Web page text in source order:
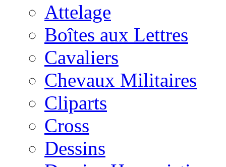
Attelage
Boîtes aux Lettres
Cavaliers
Chevaux Militaires
Cliparts
Cross
Dessins